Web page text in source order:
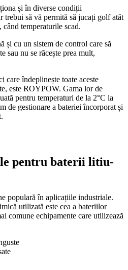
și în diverse condiții
trebui să vă permită să jucați golf atât
temperaturile scad.
și cu un sistem de control care să
sau nu se răcește prea mult,
care îndeplinește toate aceste
este ROYPOW. Gama lor de
pentru temperaturi de la 2°C la
de gestionare a bateriei încorporat și
pentru baterii litiu-
populară în aplicațiile industriale.
utilizată este cea a bateriilor
comune echipamente care utilizează